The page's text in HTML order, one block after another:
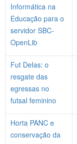
Informática na
Educação para o
servidor SBC-
OpenLib
Fut Delas: o
resgate das
egressas no
futsal feminino
Horta PANC e
conservação da